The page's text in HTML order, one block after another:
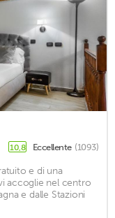
10,8 Eccellente (1093)
e di una
accoglie nel centro
e dalle Stazioni